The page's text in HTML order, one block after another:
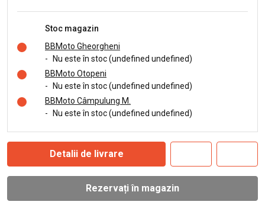
Stoc magazin
BBMoto Gheorgheni
-
Nu este în stoc (undefined undefined)
BBMoto Otopeni
-
Nu este în stoc (undefined undefined)
BBMoto Câmpulung M.
-
Nu este în stoc (undefined undefined)
Detalii de livrare
Rezervați în magazin